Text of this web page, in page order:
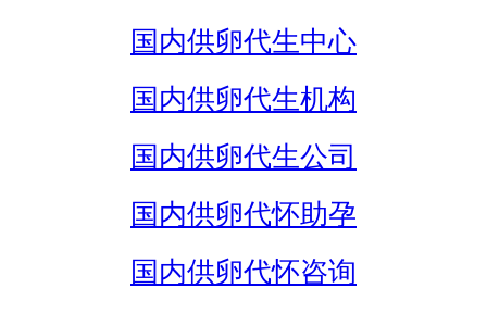
国内供卵代生中心
国内供卵代生机构
国内供卵代生公司
国内供卵代怀助孕
国内供卵代怀咨询